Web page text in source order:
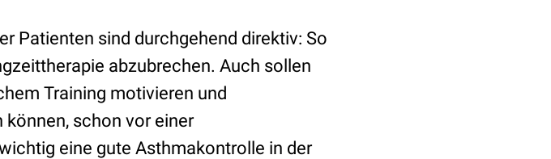
Patienten sind durchgehend direktiv: So
abzubrechen. Auch sollen
Training motivieren und
schon vor einer
eine gute Asthmakontrolle in der